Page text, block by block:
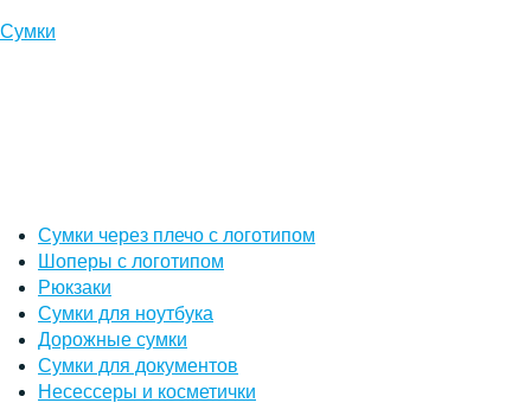
Сумки
Сумки через плечо с логотипом
Шоперы с логотипом
Рюкзаки
Сумки для ноутбука
Дорожные сумки
Сумки для документов
Несессеры и косметички